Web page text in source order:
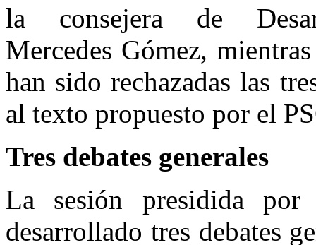
la consejera de
Mercedes Gómez,
han sido rechazadas las
al texto propuesto por el
Tres debates generales
La sesión presidida
desarrollado tres debates